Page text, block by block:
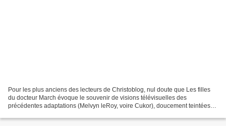
Pour les plus anciens des lecteurs de Christoblog, nul doute que Les filles
du docteur March évoque le souvenir de visions télévisuelles des
précédentes adaptations (Melvyn leRoy, voire Cukor), doucement teintées